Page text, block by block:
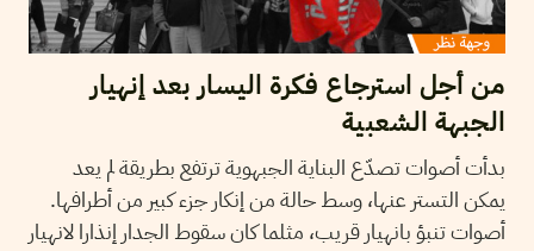
من أجل استرجاع فكرة اليسار بعد إنهيار
الجبهة الشعبية
بدأت أصوات تصدّع البناية الجبهوية ترتفع بطريقة لم يعد
يمكن التستر عنها، وسط حالة من إنكار جزء كبير من أطرافها.
أصوات تنبؤ بانهيار قريب، مثلما كان سقوط الجدار إنذارا لانهيار